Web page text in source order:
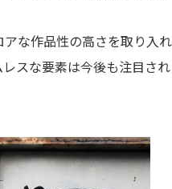
な作品性の高さを取り入
スな要素は今後も注目さ